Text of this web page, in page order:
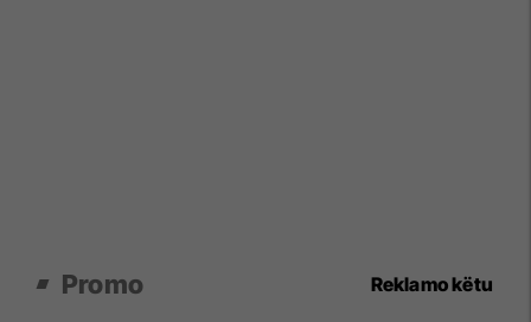
Promo Reklamo këtu